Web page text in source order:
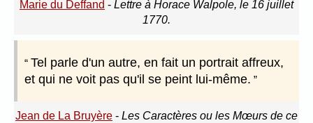
Marie du Deffand - Lettre à Horace Walpole, le 16 juillet
1770.
Tel parle d'un autre, en fait un portrait affreux,
et qui ne voit pas qu'il se peint lui-même.
Jean de La Bruyère - Les Caractères ou les Mœurs de ce